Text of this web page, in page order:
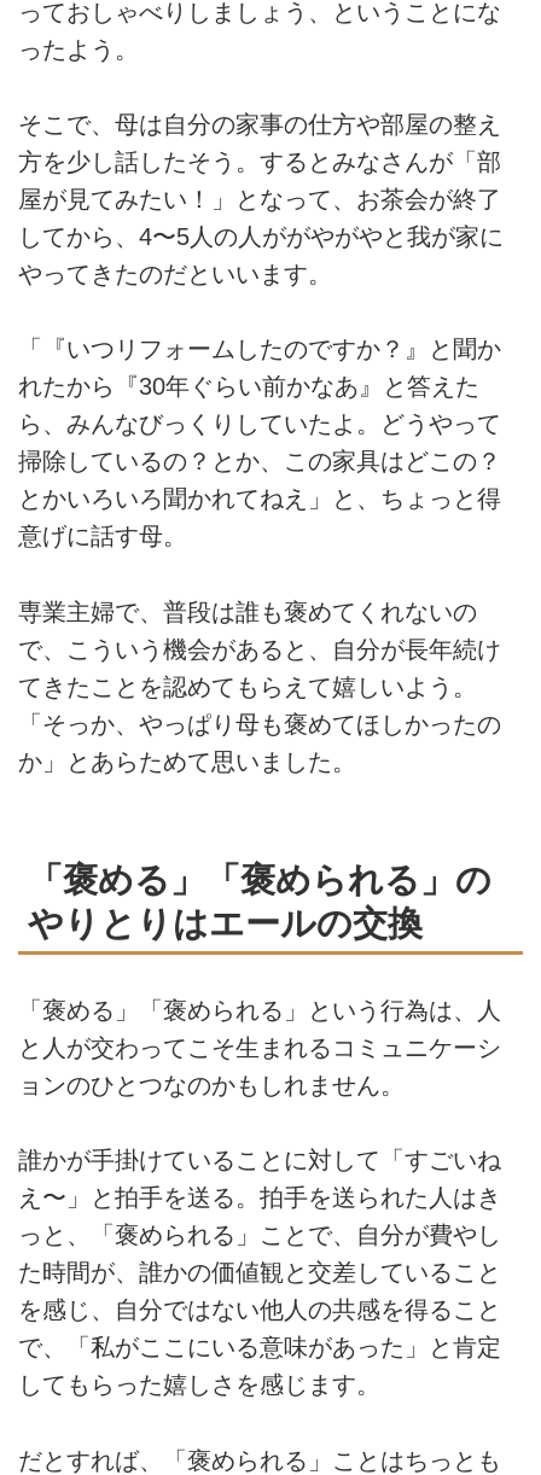
っておしゃべりしましょう、ということにな
ったよう。
そこで、母は自分の家事の仕方や部屋の整え
方を少し話したそう。するとみなさんが「部
屋が見てみたい！」となって、お茶会が終了
してから、4〜5人の人ががやがやと我が家に
やってきたのだといいます。
「『いつリフォームしたのですか？』と聞か
れたから『30年ぐらい前かなあ』と答えた
ら、みんなびっくりしていたよ。どうやって
掃除しているの？とか、この家具はどこの？
とかいろいろ聞かれてねえ」と、ちょっと得
意げに話す母。
専業主婦で、普段は誰も褒めてくれないの
で、こういう機会があると、自分が長年続け
てきたことを認めてもらえて嬉しいよう。
「そっか、やっぱり母も褒めてほしかったの
か」とあらためて思いました。
「褒める」「褒められる」の
やりとりはエールの交換
「褒める」「褒められる」という行為は、人
と人が交わってこそ生まれるコミュニケーシ
ョンのひとつなのかもしれません。
誰かが手掛けていることに対して「すごいね
え〜」と拍手を送る。拍手を送られた人はき
っと、「褒められる」ことで、自分が費やし
た時間が、誰かの価値観と交差していること
を感じ、自分ではない他人の共感を得ること
で、「私がここにいる意味があった」と肯定
してもらった嬉しさを感じます。
だとすれば、「褒められる」ことはちっとも